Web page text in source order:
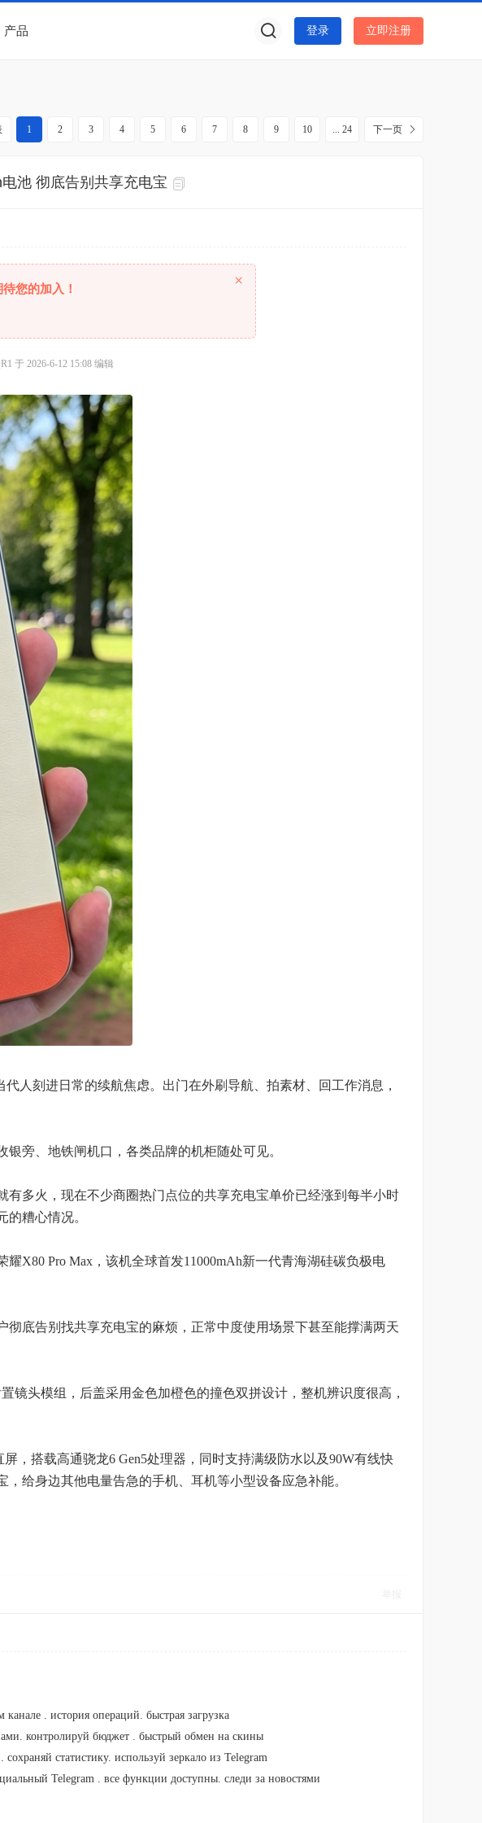
产品 登录 立即注册
1 2 3 4 5 6 7 8 9 10 ... 24 下一页
池 彻底告别共享充电宝
您的加入！ ×
于 2026-6-12 15:08 编辑
人刻进日常的续航焦虑。出门在外刷导航、拍素材、回工作消息，
旁、地铁闸机口，各类品牌的机柜随处可见。
多火，现在不少商圈热门点位的共享充电宝单价已经涨到每半小时
糟心情况。
X80 Pro Max，该机全球首发11000mAh新一代青海湖硅碳负极电
底告别找共享充电宝的麻烦，正常中度使用场景下甚至能撑满两天
镜头模组，后盖采用金色加橙色的撞色双拼设计，整机辨识度很高，
，搭载高通骁龙6 Gen5处理器，同时支持满级防水以及90W有线快
给身边其他电量告急的手机、耳机等小型设备应急补能。
. история операций. быстрая загрузка
контролируй бюджет . быстрый обмен на скины
статистику. используй зеркало из Telegram
Telegram . все функции доступны. следи за новостями